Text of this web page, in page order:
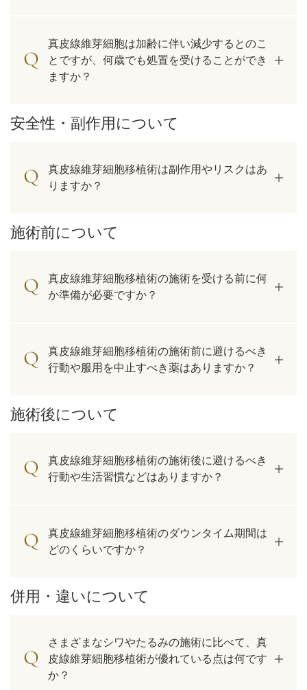
真皮線維芽細胞は加齢に伴い減少するとのこ
とですが、何歳でも処置を受けることができ
ますか？
安全性・副作用について
真皮線維芽細胞移植術は副作用やリスクはあ
りますか？
施術前について
真皮線維芽細胞移植術の施術を受ける前に何
か準備が必要ですか？
真皮線維芽細胞移植術の施術前に避けるべき
行動や服用を中止すべき薬はありますか？
施術後について
真皮線維芽細胞移植術の施術後に避けるべき
行動や生活習慣などはありますか？
真皮線維芽細胞移植術のダウンタイム期間は
どのくらいですか？
併用・違いについて
さまざまなシワやたるみの施術に比べて、真
皮線維芽細胞移植術が優れている点は何です
か？